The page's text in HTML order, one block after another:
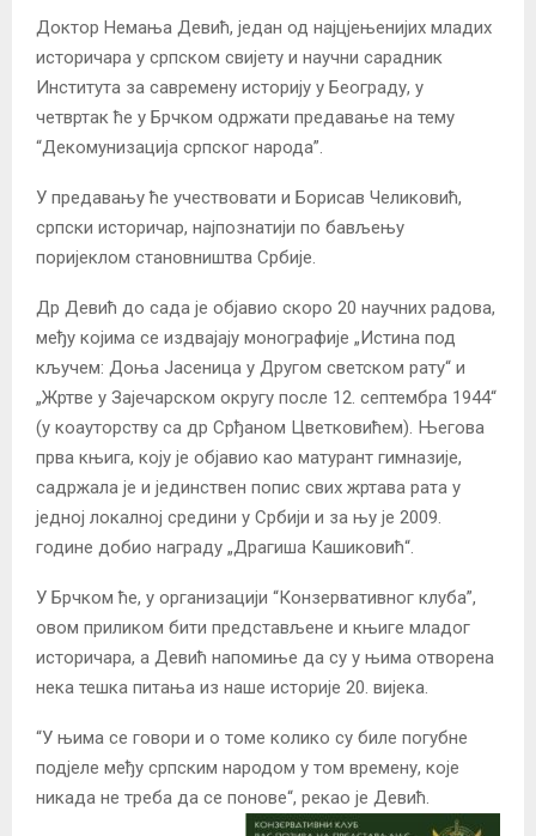
Доктор Немања Девић, један од најцјењенијих младих
историчара у српском свијету и научни сарадник
Института за савремену историју у Београду, у
четвртак ће у Брчком одржати предавање на тему
“Декомунизација српског народа”.
У предавању ће учествовати и Борисав Челиковић,
српски историчар, најпознатији по бављењу
поријеклом становништва Србије.
Др Девић до сада је објавио скоро 20 научних радова,
међу којима се издвајају монографије „Истина под
кључем: Доња Јасеница у Другом светском рату“ и
„Жртве у Зајечарском округу после 12. септембра 1944“
(у коауторству са др Срђаном Цветковићем). Његова
прва књига, коју је објавио као матурант гимназије,
садржала је и јединствен попис свих жртава рата у
једној локалној средини у Србији и за њу је 2009.
године добио награду „Драгиша Кашиковић“.
У Брчком ће, у организацији “Конзервативног клуба”,
овом приликом бити представљене и књиге младог
историчара, а Девић напомиње да су у њима отворена
нека тешка питања из наше историје 20. вијека.
“У њима се говори и о томе колико су биле погубне
подјеле међу српским народом у том времену, које
никада не треба да се понове“, рекао је Девић.